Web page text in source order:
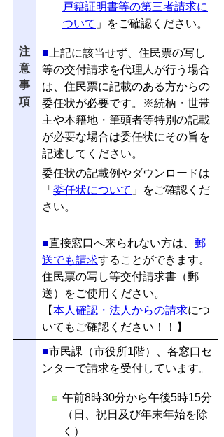
注
意
事
項
戸籍証明書等の第三者請求に
ついて 」をご確認ください。
■ 上記に該当せず、 住民票の写し
等の交付請求を代理人が行う場合
は、住民票に記載のある方からの
委任状が必要です。※続柄・世帯
主や本籍地・筆頭者等特別の記載
が必要な場合は委任状にその旨を
記述してください。
委任状の記載例やダウンロードは
「 委任状について 」をご確認くだ
さい。
■直接窓口へ来られない方は、 郵
送でも請求することができます。
住民票の写し等交付請求書（郵
送）をご使用ください。
【本人確認・法人からの請求につ
いてもご確認ください！！】
■市民課（市役所1階）、各窓口セ
ンターで請求を受付しています。
午前8時30分から午後5時15分
（日、祝日及び年末年始を除
く）